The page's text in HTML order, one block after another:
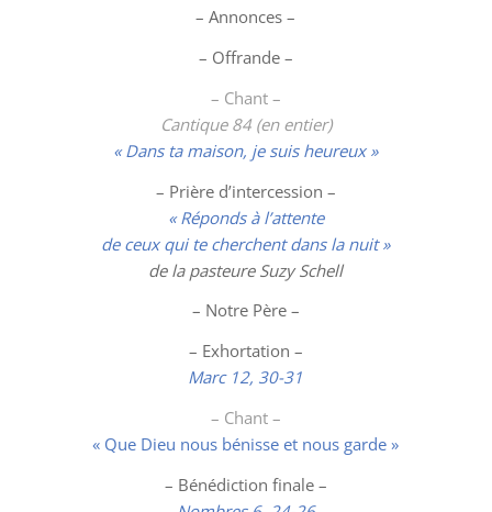
– Annonces –
– Offrande –
– Chant –
Cantique 84 (en entier)
« Dans ta maison, je suis heureux »
– Prière d’intercession –
« Réponds à l’attente
de ceux qui te cherchent dans la nuit »
de la pasteure Suzy Schell
– Notre Père –
– Exhortation –
Marc 12, 30-31
– Chant –
« Que Dieu nous bénisse et nous garde »
– Bénédiction finale –